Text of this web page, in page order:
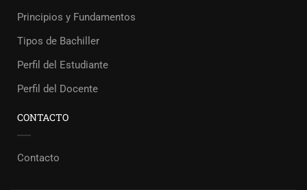
Principios y Fundamentos
Tipos de Bachiller
Perfil del Estudiante
Perfil del Docente
CONTACTO
Contacto